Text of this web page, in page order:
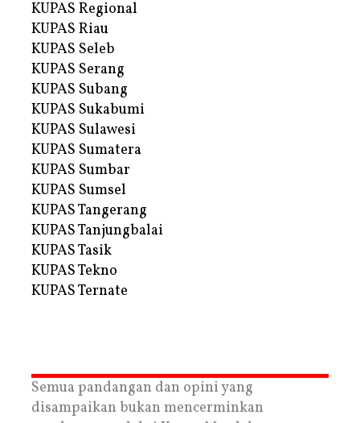
KUPAS Regional
KUPAS Riau
KUPAS Seleb
KUPAS Serang
KUPAS Subang
KUPAS Sukabumi
KUPAS Sulawesi
KUPAS Sumatera
KUPAS Sumbar
KUPAS Sumsel
KUPAS Tangerang
KUPAS Tanjungbalai
KUPAS Tasik
KUPAS Tekno
KUPAS Ternate
Semua pandangan dan opini yang
disampaikan bukan mencerminkan